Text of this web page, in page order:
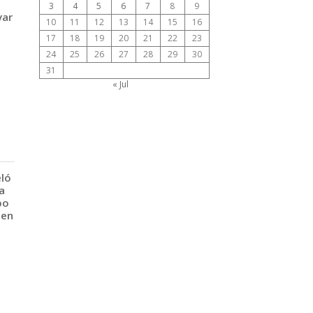
3 4 5 6 7 8
9
10
11 12 13 14 15
16
17
18 19 20 21 22
23
24
25 26 27 28 29
30
31
« Jul